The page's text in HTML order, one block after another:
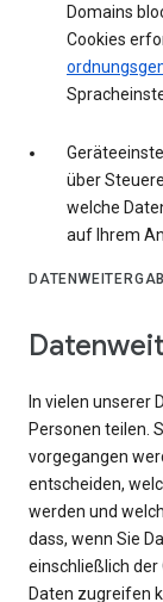
Domains
Cookies
über
welche
auf Ihrem
In vielen unserer
Personen teilen.
vorgegangen
entscheiden,
werden und
dass, wenn Sie
einschließlich der
Daten zugreifen